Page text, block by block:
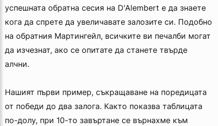
успешната обратна сесия на D'Alembert е да знаете
кога да спрете да увеличавате залозите си. Подобно
на обратния Мартингейл, всичките ви печалби могат
да изчезнат, ако се опитате да станете твърде
алчни.
Нашият първи пример, съкращаване на поредицата
от победи до два залога. Както показва таблицата
по-долу, при 10-то завъртане се върнахме към